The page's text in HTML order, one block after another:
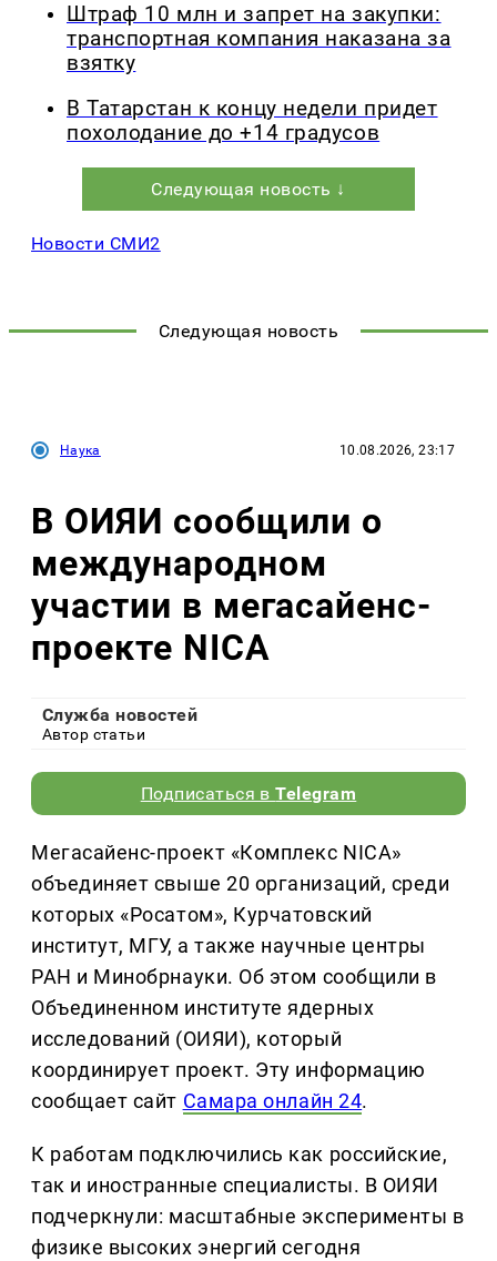
Штраф 10 млн и запрет на закупки:
транспортная компания наказана за
взятку
В Татарстан к концу недели придет
похолодание до +14 градусов
Следующая новость ↓
Новости СМИ2
Следующая новость
Наука 10.08.2026, 23:17
В ОИЯИ сообщили о
международном
участии в мегасайенс-
проекте NICA
Служба новостей
Автор статьи
Подписаться вTelegram
Мегасайенс-проект «Комплекс NICA»
объединяет свыше 20 организаций, среди
которых «Росатом», Курчатовский
институт, МГУ, а также научные центры
РАН и Минобрнауки. Об этом сообщили в
Объединенном институте ядерных
исследований (ОИЯИ), который
координирует проект. Эту информацию
сообщает сайт Самара онлайн 24.
К работам подключились как российские,
так и иностранные специалисты. В ОИЯИ
подчеркнули: масштабные эксперименты в
физике высоких энергий сегодня